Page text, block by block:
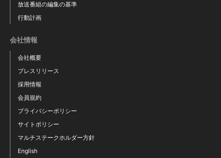
寺岡拓真
放送番組の編集の基準
行動計画
会社情報
会社概要
プレスリリース
採用情報
会員規約
プライバシーポリシー
サイトポリシー
マルチステークホルダー方針
English